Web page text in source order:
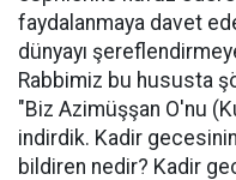
faydalanmaya davet
dünyayı
Rabbimiz bu hususta
"Biz Azimüşşan O'nu
indirdik. Kadir
bildiren nedir? Kadir